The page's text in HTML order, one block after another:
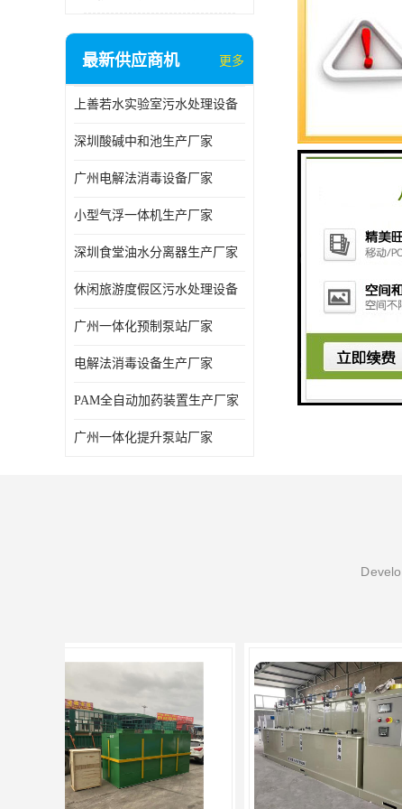
最新供应商机 更多
上善若水实验室污水处理设备
深圳酸碱中和池生产厂家
广州电解法消毒设备厂家
小型气浮一体机生产厂家
深圳食堂油水分离器生产厂家
休闲旅游度假区污水处理设备
广州一体化预制泵站厂家
电解法消毒设备生产厂家
PAM全自动加药装置生产厂家
广州一体化提升泵站厂家